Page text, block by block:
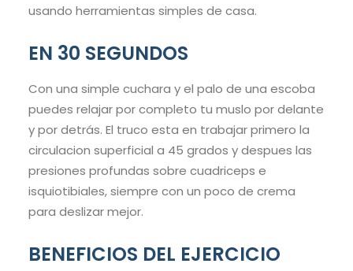
usando herramientas simples de casa.
EN 30 SEGUNDOS
Con una simple cuchara y el palo de una escoba
puedes relajar por completo tu muslo por delante
y por detrás. El truco esta en trabajar primero la
circulacion superficial a 45 grados y despues las
presiones profundas sobre cuadriceps e
isquiotibiales, siempre con un poco de crema
para deslizar mejor.
BENEFICIOS DEL EJERCICIO